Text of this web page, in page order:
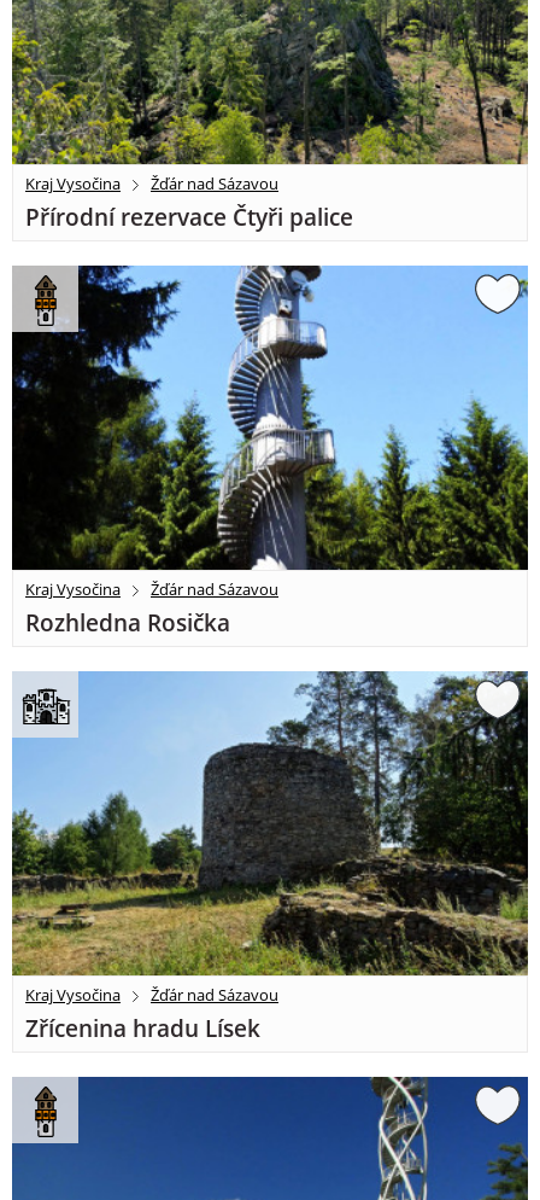
Kraj Vysočina Žďár nad Sázavou
Přírodní rezervace Čtyři palice
Kraj Vysočina Žďár nad Sázavou
Rozhledna Rosička
Kraj Vysočina Žďár nad Sázavou
Zřícenina hradu Lísek